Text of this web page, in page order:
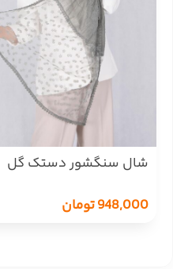
شال سنگشور دستک گل
948,000تومان